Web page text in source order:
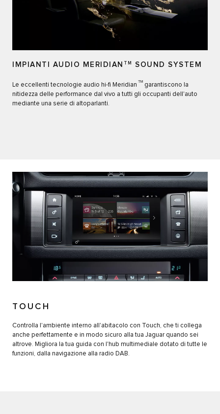
IMPIANTI AUDIO MERIDIAN TM SOUND SYSTEM
Le eccellenti tecnologie audio hi-fi Meridian TM garantiscono la
nitidezza delle performance dal vivo a tutti gli occupanti dell'auto
mediante una serie di altoparlanti.
TOUCH
Controlla l'ambiente interno all'abitacolo con Touch, che ti collega
anche perfettamente e in modo sicuro alla tua Jaguar quando sei
altrove. Migliora la tua guida con l'hub multimediale dotato di tutte le
funzioni, dalla navigazione alla radio DAB.